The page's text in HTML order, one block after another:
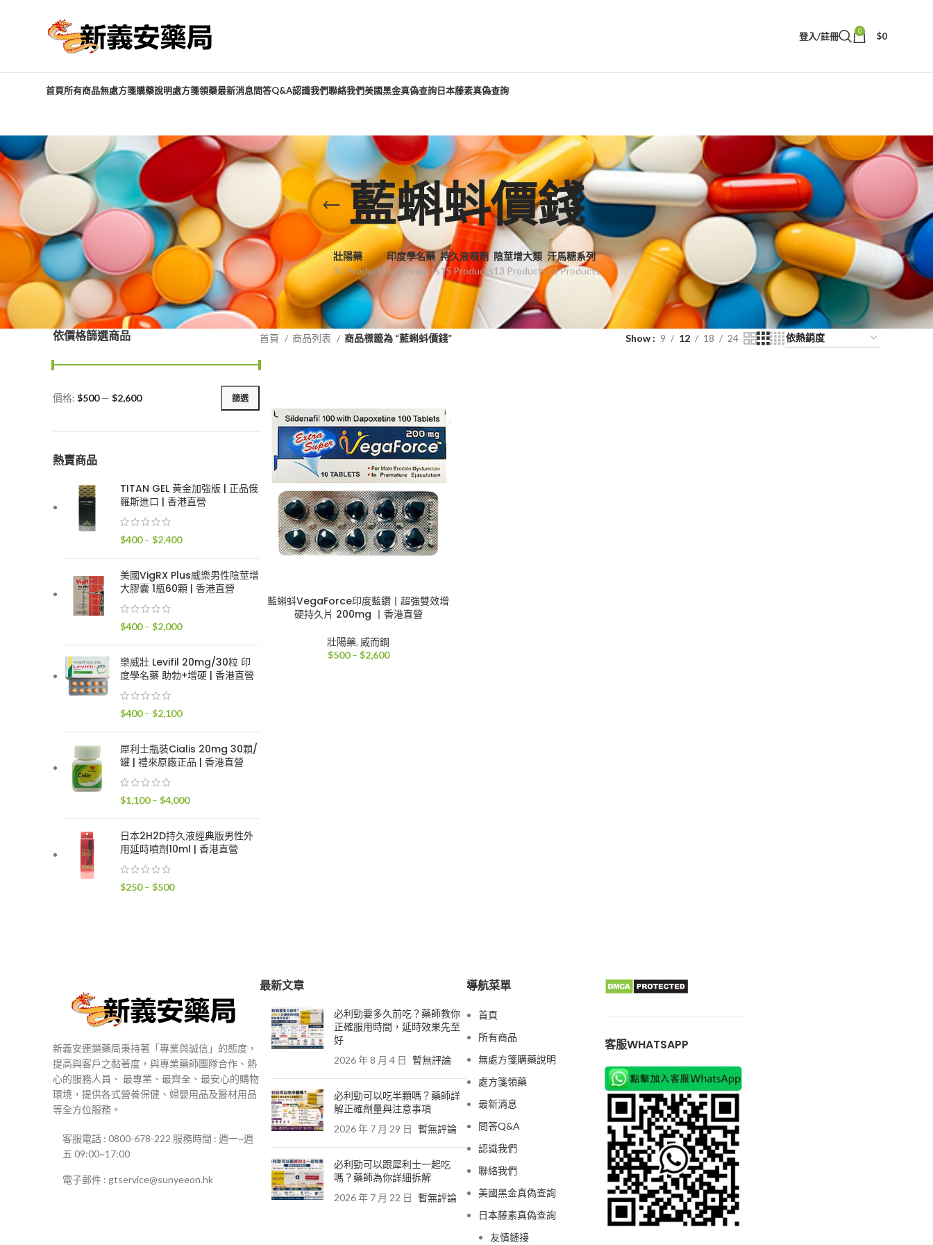
登入/註冊 0 $0
首頁所有商品無處方箋購藥說明處方箋領藥最新消息問答Q&A認識我們聯絡我們美國黑金真偽查詢日本藤素真偽查詢
藍蝌蚪價錢
壯陽藥
30 Products
印度學名藥
16 Products
持久液噴劑
15 Products
陰莖增大類
13 Products
汗馬糖系列
14 Products
依價格篩選商品
最
價
最
價
篩選
價格: $500— $2,600
熱賣商品
TITAN GEL 黃金加強版 | 正品俄
羅斯進口 | 香港直營
$400 – $2,400價
圍：
$2,400
美國VigRX Plus威樂男性陰莖增
大膠囊 1瓶60顆 | 香港直營
$400 – $2,000價
範
圍：
$2,000
樂威壯 Levifil 20mg/30粒 印
度學名藥 助勃+增硬 | 香港直營
$400 – $2,100價
範
圍：
$2,100
犀利士瓶裝Cialis 20mg 30顆/
罐 | 禮來原廠正品 | 香港直營
$1,100 – $4,000價
範
圍：
日本2H2D持久液經典版男性外
用延時噴劑10ml | 香港直營
$250 – $500價
首頁 商品列表 商品標籤為 “藍蝌蚪價錢” Show 9 12 18 24
藍蝌蚪VegaForce印度藍鑽丨超強雙效增
硬持久片 200mg 丨香港直營
壯陽藥, 威而鋼
$500 – $2,600價
新義安連鎖藥局秉持著「專業與誠信」的態度，
提高與客戶之黏著度，與專業藥師團隊合作、熱
心的服務人員、 最專業、最齊全、最安心的購物
環境，提供各式營養保健、婦嬰用品及醫材用品
等全方位服務。
客服電話 : 0800-678-222 服務時間 : 週一~週
五 09:00~17:00
電子郵件 : gtservice@sunyeeon.hk
最新文章
必利勁要多久前吃？藥師教你
正確服用時間，延時效果先至
好
2026 年 8 月 4 日 暫無評論
必利勁可以吃半顆嗎？藥師詳
解正確劑量與注意事項
2026 年 7 月 29 日 暫無評論
必利勁可以跟犀利士一起吃
嗎？藥師為你詳細拆解
2026 年 7 月 22 日 暫無評論
導航菜單
首頁
所有商品
無處方箋購藥說明
處方箋領藥
最新消息
問答Q&A
認識我們
聯絡我們
美國黑金真偽查詢
日本藤素真偽查詢
友情鏈接
客服WHATSAPP